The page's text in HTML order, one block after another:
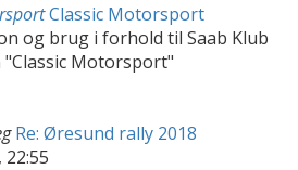
Classic Motorsport
og brug i forhold til Saab Klub
Motorsport"
Re: Øresund rally 2018
22:55